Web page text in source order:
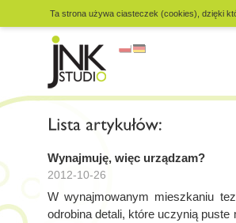
Ta strona używa ciasteczek (cookies), dzięki
Wynajmuję, więc urządzam?
2012-10-26
W wynajmowanym mieszkaniu
odrobina detali, które uczynią